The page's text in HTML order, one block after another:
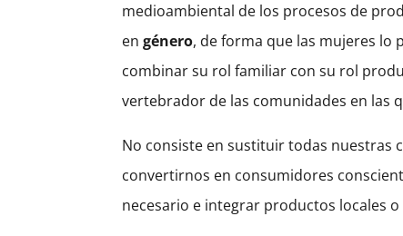
medioambiental de los procesos de
engénero, de forma que las mujeres lo
combinar su rol familiar con su rol
vertebrador de las comunidades en las
No consiste en sustituir todas nuestras
convertirnos en consumidores
necesario e integrar productos locales